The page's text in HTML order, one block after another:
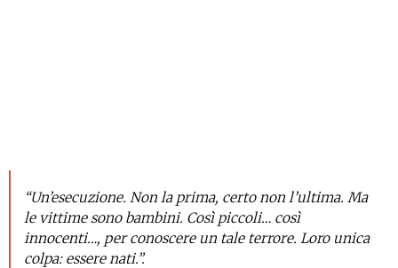
“Un’esecuzione. Non la prima, certo non l’ultima. Ma
le vittime sono bambini. Così piccoli… così
innocenti…, per conoscere un tale terrore. Loro unica
colpa: essere nati.”.